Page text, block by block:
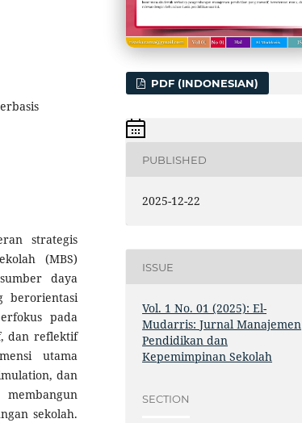
strategis
(MBS)
daya
berorientasi
pada
dan reflektif
utama
dan
sekolah.
PDF (INDONESIAN)
PUBLISHED
2025-12-22
ISSUE
Vol. 1 No. 01 (2025): El-
Mudarris: Jurnal Manajemen
Pendidikan dan
Kepemimpinan Sekolah
SECTION